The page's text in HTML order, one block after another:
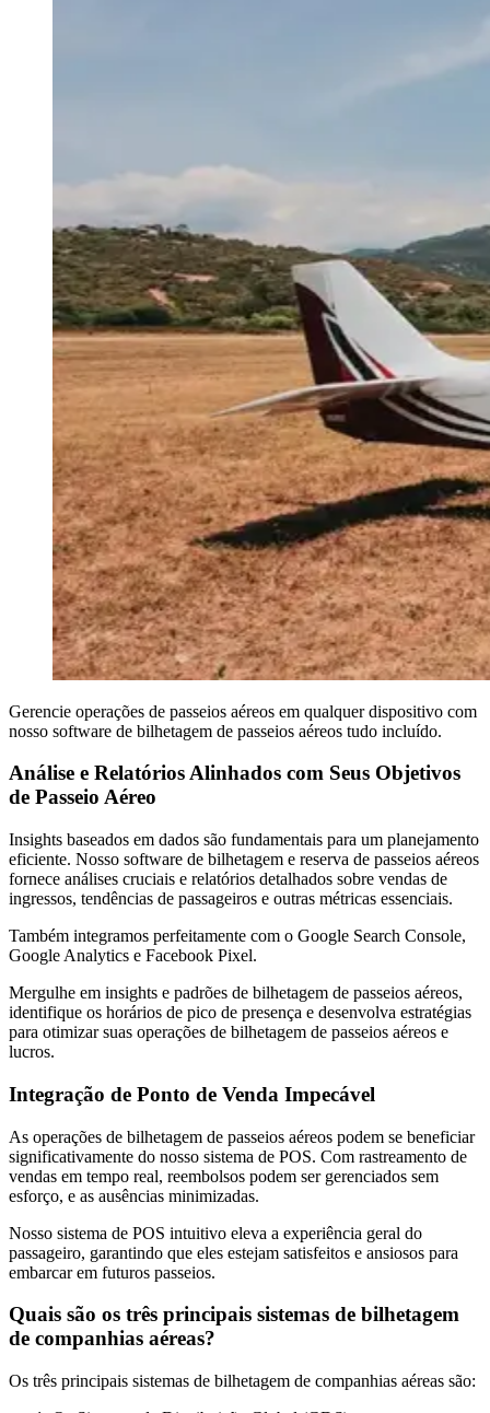
Gerencie operações de passeios aéreos em qualquer dispositivo com
nosso software de bilhetagem de passeios aéreos tudo incluído.
Análise e Relatórios Alinhados com Seus Objetivos
de Passeio Aéreo
Insights baseados em dados são fundamentais para um planejamento
eficiente. Nosso software de bilhetagem e reserva de passeios aéreos
fornece análises cruciais e relatórios detalhados sobre vendas de
ingressos, tendências de passageiros e outras métricas essenciais.
Também integramos perfeitamente com o Google Search Console,
Google Analytics e Facebook Pixel.
Mergulhe em insights e padrões de bilhetagem de passeios aéreos,
identifique os horários de pico de presença e desenvolva estratégias
para otimizar suas operações de bilhetagem de passeios aéreos e
lucros.
Integração de Ponto de Venda Impecável
As operações de bilhetagem de passeios aéreos podem se beneficiar
significativamente do nosso sistema de POS. Com rastreamento de
vendas em tempo real, reembolsos podem ser gerenciados sem
esforço, e as ausências minimizadas.
Nosso sistema de POS intuitivo eleva a experiência geral do
passageiro, garantindo que eles estejam satisfeitos e ansiosos para
embarcar em futuros passeios.
Quais são os três principais sistemas de bilhetagem
de companhias aéreas?
Os três principais sistemas de bilhetagem de companhias aéreas são: